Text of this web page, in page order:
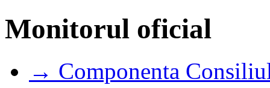
Monitorul oficial
→ Componenta